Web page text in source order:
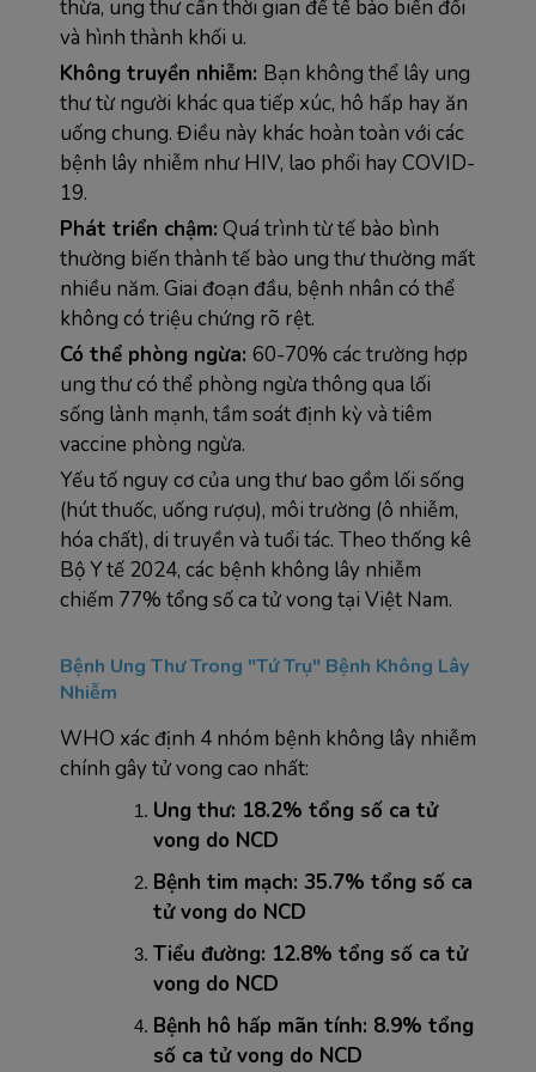
thừa, ung thư cần thời gian để tế bào biến đổi
và hình thành khối u.
Không truyền nhiễm: Bạn không thể lây ung
thư từ người khác qua tiếp xúc, hô hấp hay ăn
uống chung. Điều này khác hoàn toàn với các
bệnh lây nhiễm như HIV, lao phổi hay COVID-
19.
Phát triển chậm: Quá trình từ tế bào bình
thường biến thành tế bào ung thư thường mất
nhiều năm. Giai đoạn đầu, bệnh nhân có thể
không có triệu chứng rõ rệt.
Có thể phòng ngừa: 60-70% các trường hợp
ung thư có thể phòng ngừa thông qua lối
sống lành mạnh, tầm soát định kỳ và tiêm
vaccine phòng ngừa.
Yếu tố nguy cơ của ung thư bao gồm lối sống
(hút thuốc, uống rượu), môi trường (ô nhiễm,
hóa chất), di truyền và tuổi tác. Theo thống kê
Bộ Y tế 2024, các bệnh không lây nhiễm
chiếm 77% tổng số ca tử vong tại Việt Nam.
Bệnh Ung Thư Trong "Tứ Trụ" Bệnh Không Lây
Nhiễm
WHO xác định 4 nhóm bệnh không lây nhiễm
chính gây tử vong cao nhất:
Ung thư: 18.2% tổng số ca tử
vong do NCD
Bệnh tim mạch: 35.7% tổng số ca
tử vong do NCD
Tiểu đường: 12.8% tổng số ca tử
vong do NCD
Bệnh hô hấp mãn tính: 8.9% tổng
số ca tử vong do NCD